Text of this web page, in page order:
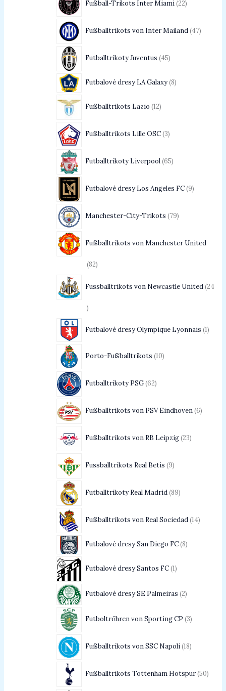
Fußball-Trikots Inter Miami 22
Fußballtrikots von Inter Mailand 47
Futballtrikoty Juventus 45
Futbalové dresy LA Galaxy 8
Fußballtrikots Lazio 12
Fußballtrikots Lille OSC 3
Futballtrikoty Liverpool 65
Futbalové dresy Los Angeles FC 9
Manchester-City-Trikots 79
Fußballtrikots von Manchester United
82
Fussballtrikots von Newcastle United 24
Futbalové dresy Olympique Lyonnais 1
Porto-Fußballtrikots 10
Futballtrikoty PSG 62
Fußballtrikots von PSV Eindhoven 6
Fußballtrikots von RB Leipzig 23
Fussballtrikots Real Betis 9
Futballtrikoty Real Madrid 89
Fußballtrikots von Real Sociedad 14
Futbalové dresy San Diego FC 8
Futbalové dresy Santos FC 1
Futbalové dresy SE Palmeiras 2
Futboltröhren von Sporting CP 3
Fußballtrikots von SSC Napoli 18
Fußballtrikots Tottenham Hotspur 50